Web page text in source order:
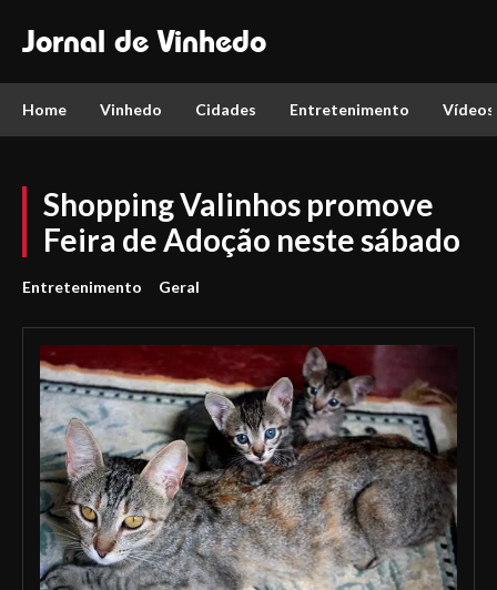
Jornal de Vinhedo
Home Vinhedo Cidades Entretenimento Vídeos
Shopping Valinhos promove
Feira de Adoção neste sábado
Entretenimento Geral